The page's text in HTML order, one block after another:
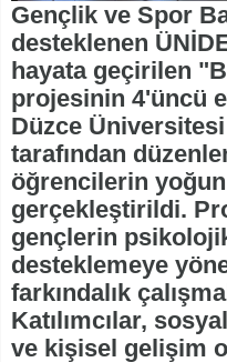
Gençlik ve Spor
desteklenen
hayata geçirilen
projesinin 4'üncü
Düzce
tarafından
öğrencilerin yoğun
gerçekleştirildi.
gençlerin
desteklemeye
farkındalık
Katılımcılar,
ve kişisel gelişim